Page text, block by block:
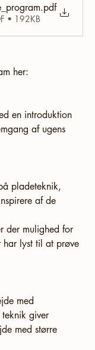
.pdf
• 192KB
her:
en introduktion
af ugens
pladeteknik,
af de
der mulighed for
lyst til at prøve
med
giver
med større